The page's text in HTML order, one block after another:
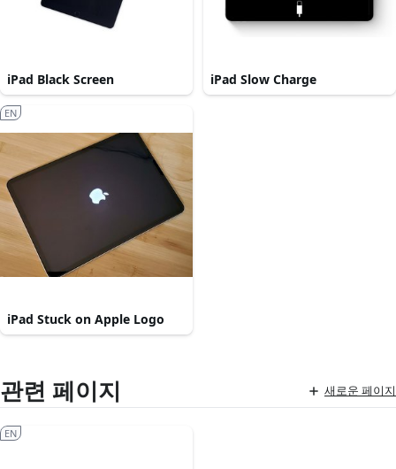
iPad Black Screen iPad Slow Charge
iPad Stuck on Apple Logo
EN
관련 페이지 새로운 페이지
EN